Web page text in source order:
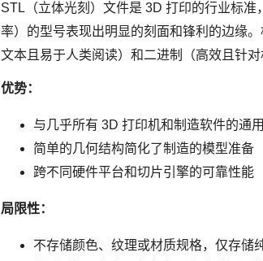
STL（立体光刻）文件是 3D 打印的行业标
率）的型号表现出明显的刻面和锋利的边缘
文本且易于人类阅读）和二进制（高效且针
优势：
与几乎所有 3D 打印机和制造软件的通
简单的几何结构简化了制造的模型准备
跨不同硬件平台和切片引擎的可靠性能
局限性：
不存储颜色、纹理或材质规格，仅存储